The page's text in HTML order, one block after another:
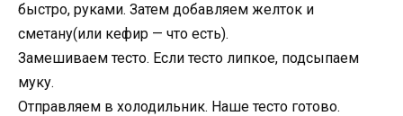
быстро, руками. Затем добавляем желток и
сметану(или кефир — что есть).
Замешиваем тесто. Если тесто липкое, подсыпаем
муку.
Отправляем в холодильник. Наше тесто готово.